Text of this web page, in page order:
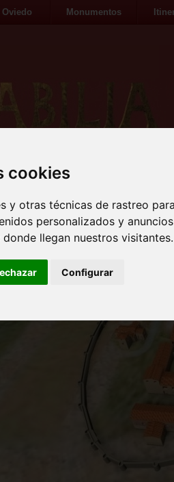
cookies
y otras técnicas de rastreo
personalizados y
llegan nuestros visitantes.
Configurar
Oviedo Monumentos